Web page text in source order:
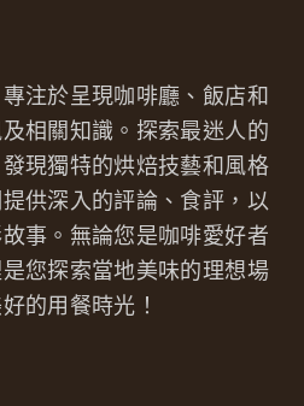
注於呈現咖啡廳、飯店和
相關知識。探索最迷人的
現獨特的烘焙技藝和風格
供深入的評論、食評，以
事。無論您是咖啡愛好者
您探索當地美味的理想場
的用餐時光！